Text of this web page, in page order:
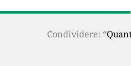
Condividere: “